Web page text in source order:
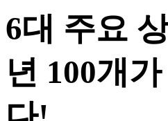
6대 주요
년 100개